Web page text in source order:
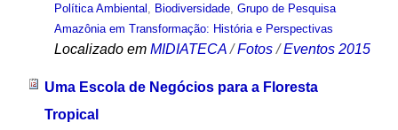
Política Ambiental
Biodiversidade, Grupo de Pesquisa
Amazônia em Transformação: História e Perspectivas
Localizado em MIDIATECA /Fotos /Eventos 2015
Uma Escola de Negócios para a Floresta
Tropical